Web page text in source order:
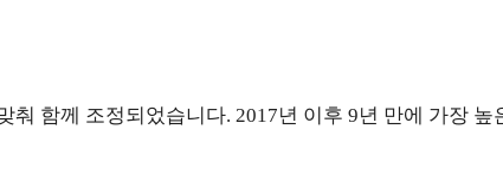
함께 조정되었습니다. 2017년 이후 9년 만에 가장 높